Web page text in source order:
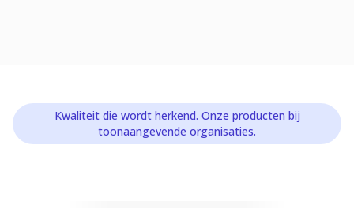
Kwaliteit die wordt herkend. Onze producten bij
toonaangevende organisaties.